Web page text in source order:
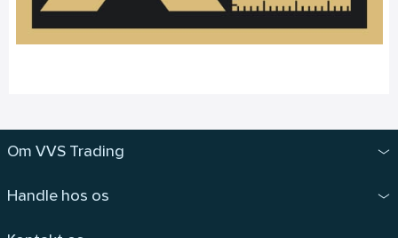
Om VVS Trading
Handle hos os